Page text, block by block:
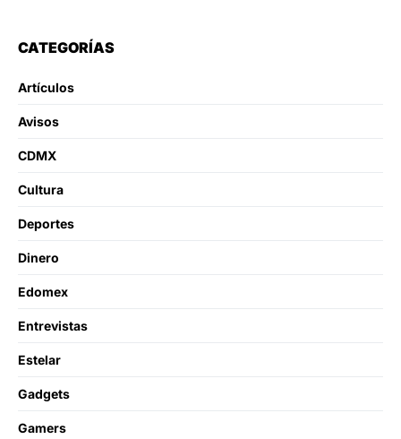
CATEGORÍAS
Artículos
Avisos
CDMX
Cultura
Deportes
Dinero
Edomex
Entrevistas
Estelar
Gadgets
Gamers